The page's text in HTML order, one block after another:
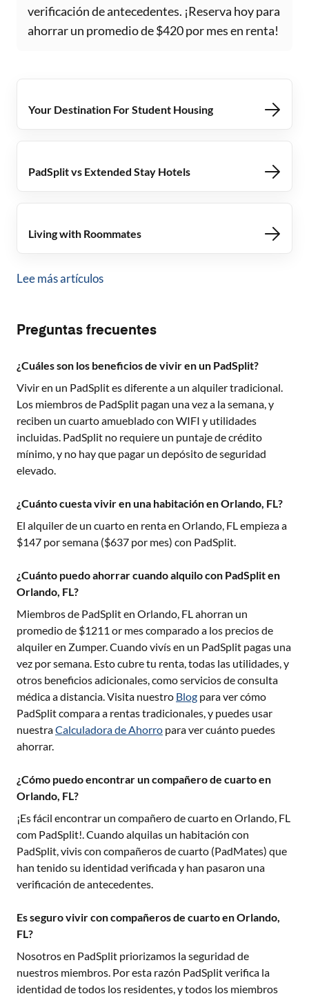
verificación de antecedentes. ¡Reserva hoy para
ahorrar un promedio de $420 por mes en renta!
Your Destination For Student Housing
PadSplit vs Extended Stay Hotels
Living with Roommates
Lee más artículos
Preguntas frecuentes
¿Cuáles son los beneficios de vivir en un PadSplit?
Vivir en un PadSplit es diferente a un alquiler tradicional.
Los miembros de PadSplit pagan una vez a la semana, y
reciben un cuarto amueblado con WIFI y utilidades
incluidas. PadSplit no requiere un puntaje de crédito
mínimo, y no hay que pagar un depósito de seguridad
elevado.
¿Cuánto cuesta vivir en una habitación en Orlando, FL?
El alquiler de un cuarto en renta en Orlando, FLempieza a
$147 por semana ($637 por mes) con PadSplit.
¿Cuánto puedo ahorrar cuando alquilo con PadSplit en
Orlando, FL?
Miembros de PadSplit en Orlando, FLahorran un
promedio de $1211 or mes comparado a los precios de
alquiler en Zumper. Cuando vivís en un PadSplit pagas una
vez por semana. Esto cubre tu renta, todas las utilidades, y
otros beneficios adicionales, como servicios de consulta
médica a distancia. Visita nuestro Blog para ver cómo
PadSplit compara a rentas tradicionales, y puedes usar
nuestraCalculadora de Ahorro para ver cuánto puedes
ahorrar.
¿Cómo puedo encontrar un compañero de cuarto en
Orlando, FL?
¡Es fácil encontrar un compañero de cuarto en Orlando, FL
com PadSplit!. Cuando alquilas un habitación con
PadSplit, vivis con compañeros de cuarto (PadMates) que
han tenido su identidad verificada y han pasaron una
verificación de antecedentes.
Es seguro vivir con compañeros de cuarto en Orlando,
FL?
Nosotros en PadSplit priorizamos la seguridad de
nuestros miembros. Por esta razón PadSplit verifica la
identidad de todos los residentes, y todos los miembros